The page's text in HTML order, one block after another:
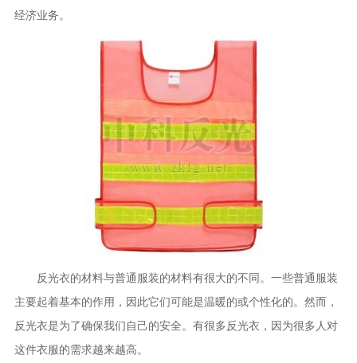
经济业务。
反光衣的材料与普通服装的材料有很大的不同。一些普通服装
主要起着基本的作用，因此它们可能是温暖的或个性化的。然而，
反光衣是为了确保我们自己的安全。有很多反光衣，因为很多人对
这件衣服的需求越来越高。